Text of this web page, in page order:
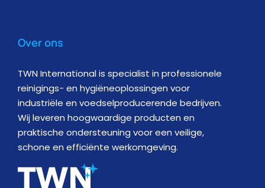
Over ons
TWN International is specialist in professionele
reinigings- en hygiëneoplossingen voor
industriële en voedselproducerende bedrijven.
Wij leveren hoogwaardige producten en
praktische ondersteuning voor een veilige,
schone en efficiënte werkomgeving.